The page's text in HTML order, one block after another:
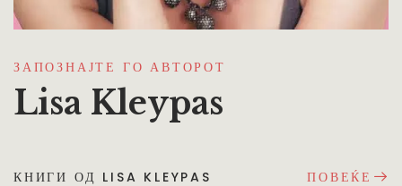
ЗАПОЗНАЈТЕ ГО АВТОРОТ
Lisa Kleypas
КНИГИ ОД LISA KLEYPAS ПОВЕЌЕ